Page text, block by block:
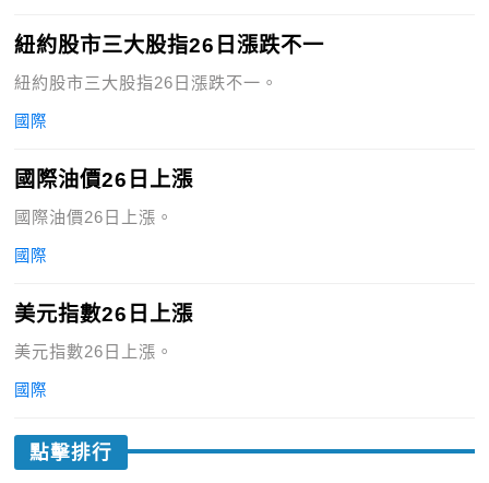
紐約股市三大股指26日漲跌不一
紐約股市三大股指26日漲跌不一。
國際
國際油價26日上漲
國際油價26日上漲。
國際
美元指數26日上漲
美元指數26日上漲。
國際
點擊排行